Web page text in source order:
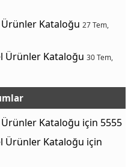
Kataloğu 27 Tem,
Ürünler Kataloğu 30 Tem,
Kataloğu için 5555
Ürünler Kataloğu için